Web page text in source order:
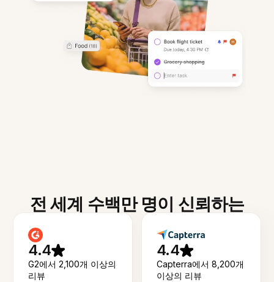
전 세계 수백만 명이 신뢰하는
4.4
G2에서 2,100개 이상의
리뷰
4.4
Capterra에서 8,200개
이상의 리뷰